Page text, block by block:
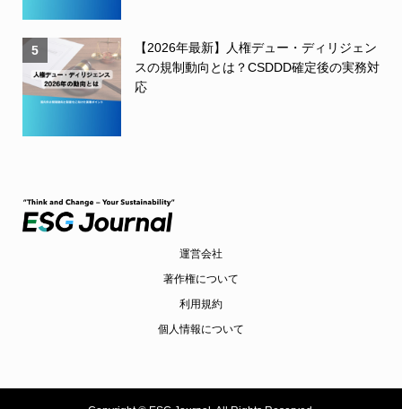
5
【2026年最新】人権デュー・ディリジェン
スの規制動向とは？CSDDD確定後の実務対
応
運営会社
著作権について
利用規約
個人情報について